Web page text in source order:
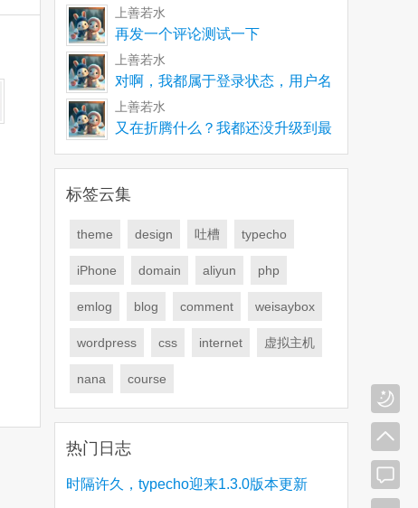
核呀
上善若水
再发一个评论测试一下
上善若水
对啊，我都属于登录状态，用户名
和邮箱都没有单独输
上善若水
又在折腾什么？我都还没升级到最
标签云集
theme design 吐槽 typecho
iPhone domain aliyun php
emlog blog comment weisaybox
wordpress css internet 虚拟主机
nana course
热门日志
时隔许久，typecho迎来1.3.0版本更新